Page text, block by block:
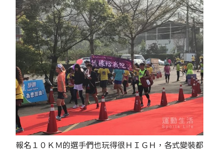
報名１０ＫＭ的選手們也玩得很ＨＩＧＨ，各式變裝都